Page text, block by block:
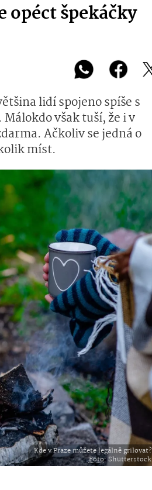
opéct špekáčky
lidí spojeno spíše s
však tuší, že i v
Ačkoliv se jedná o
míst.
Kde v Praze můžete legálně grilovat?
Foto: Shutterstock